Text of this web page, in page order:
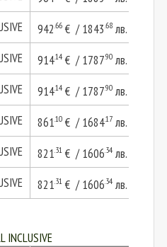
942.66€ / 1843.68лв.
914.14€ / 1787.90лв.
914.14€ / 1787.90лв.
861.10€ / 1684.17лв.
821.31€ / 1606.34лв.
821.31€ / 1606.34лв.
INCLUSIVE